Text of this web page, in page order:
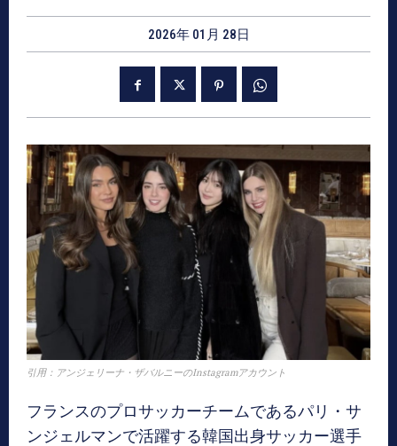
2026年 01月 28日
引用：アンジェリーナ・ザバルニーのInstagramアカウント
フランスのプロサッカーチームであるパリ・サ
ンジェルマンで活躍する韓国出身サッカー選手